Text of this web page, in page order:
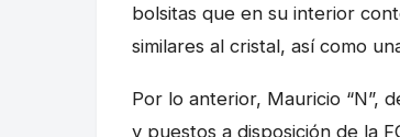
bolsitas que en su interior
similares al cristal, así como
Por lo anterior, Mauricio “N”,
y puestos a disposición de la